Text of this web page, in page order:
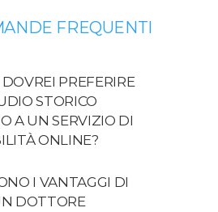
FREQUENTI
PREFERIRE
STORICO
A UN SERVIZIO DI
ONLINE?
I VANTAGGI DI
DOTTORE